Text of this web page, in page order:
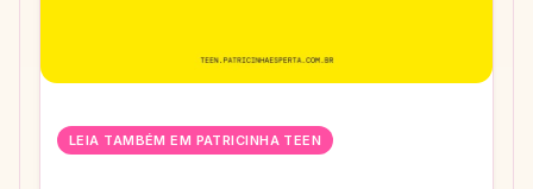
LEIA TAMBÉM EM PATRICINHA TEEN